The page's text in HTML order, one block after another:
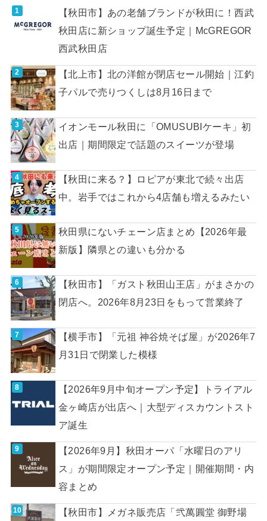
【秋田市】あの老舗ブランドが秋田に！西武
秋田店に新ショップ誕生予定｜McGREGOR
西武秋田店
【北上市】北の洋館が閉店セール開始｜江釣
子パルで売りつくしは8月16日まで
イオンモール秋田に「OMUSUBIケーキ」初
出店｜期間限定で話題のスイーツが登場
【秋田に来る？】ロピアが東北で続々出店
中。岩手ではこれから4店舗も増えるみたい
秋田県にないチェーン店まとめ【2026年最
新版】隣県との違いも分かる
【秋田市】「ガスト秋田山王店」がまさかの
閉店へ。2026年8月23日をもって営業終了
【横手市】「元祖 神谷焼そば屋」が2026年7
月31日で閉業した模様
【2026年9月中旬オープン予定】トライアル
金ヶ崎店が出店へ｜大型ディスカウントスト
ア誕生
【2026年9月】秋田オーパ「水曜日のアリ
ス」が期間限定オープン予定｜開催期間・内
容まとめ
【秋田市】メガネ販売店「弐萬圓堂 御野場